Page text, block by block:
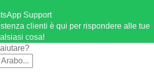
clienti è qui per rispondere alle tue
cosa!